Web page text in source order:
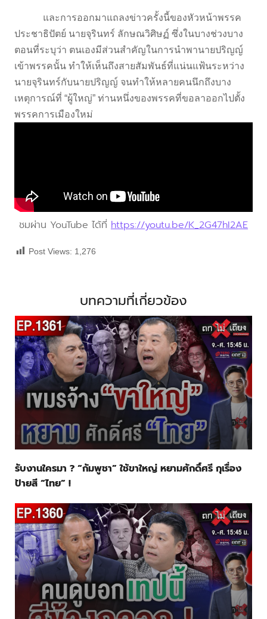
และการออกมาแถลงข่าวครั้งนี้ของหัวหน้าพรรค
ประชาธิปัตย์ นายจุรินทร์ ลักษณวิศิษฏ์ ซึ่งในบางช่วงบาง
ตอนที่ระบุว่า ตนเองมีส่วนสำคัญในการนำพานายปริญญ์
เข้าพรรคนั้น ทำให้เห็นถึงสายสัมพันธ์ที่แน่นแฟ้นระหว่าง
นายจุรินทร์กับนายปริญญ์ จนทำให้หลายคนนึกถึงบาง
เหตุการณ์ที่ “ผู้ใหญ่” ท่านหนึ่งของพรรคที่ขอลาออกไปตั้ง
พรรคการเมืองใหม่
ชมผ่าน YouTube ได้ที่ https://youtu.be/K_2G47hI2AE
Post Views: 1,276
บทความที่เกี่ยวข้อง
รับงานใครมา ? “กัมพูชา” ใช้ขาใหญ่ หยามศักดิ์ศรี กุเรื่อง
ป้ายสี “ไทย” !